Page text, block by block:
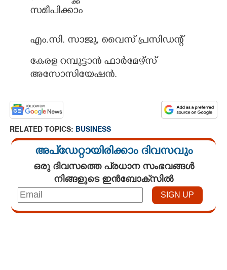
സമീപിക്കാം
എം.സി. സാജു, വൈസ് പ്രസിഡന്റ്
കേരള റമ്പുട്ടാൻ ഫാർമേഴ്സ്
അസോസിയേഷൻ.
RELATED TOPICS: BUSINESS
അപ്ഡേറ്റായിരിക്കാം ദിവസവും
ഒരു ദിവസത്തെ പ്രധാന സംഭവങ്ങൾ
നിങ്ങളുടെ ഇൻബോക്സിൽ